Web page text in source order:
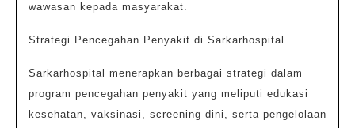
wawasan kepada masyarakat.
Strategi Pencegahan Penyakit di Sarkarhospital
Sarkarhospital menerapkan berbagai strategi dalam
program pencegahan penyakit yang meliputi edukasi
kesehatan, vaksinasi, screening dini, serta pengelolaan